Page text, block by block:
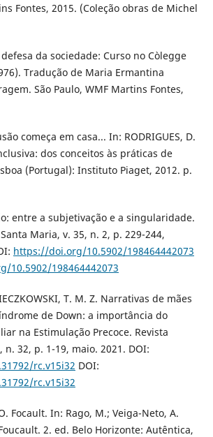
Fontes, 2015. (Coleção obras de Michel
defesa da sociedade: Curso no Còlegge
Tradução de Maria Ermantina
São Paulo, WMF Martins Fontes,
começa em casa... In: RODRIGUES, D.
dos conceitos às práticas de
(Portugal): Instituto Piaget, 2012. p.
entre a subjetivação e a singularidade.
Maria, v. 35, n. 2, p. 229-244,
https://doi.org/10.5902/198464442073
10.5902/198464442073
T. M. Z. Narrativas de mães
de Down: a importância do
na Estimulação Precoce. Revista
n. 32, p. 1-19, maio. 2021. DOI:
rc.v15i32 DOI:
rc.v15i32
Focault. In: Rago, M.; Veiga-Neto, A.
2. ed. Belo Horizonte: Autêntica,